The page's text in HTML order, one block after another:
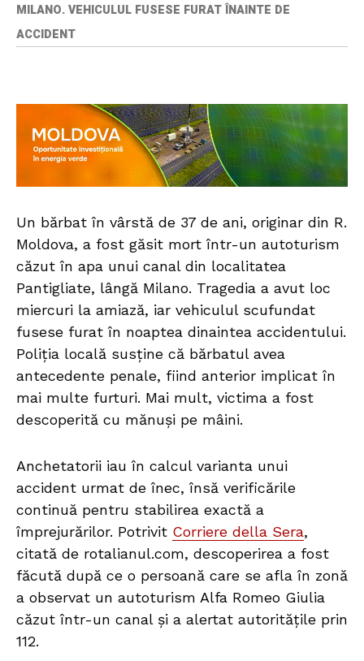
MILANO. VEHICULUL FUSESE FURAT ÎNAINTE DE
ACCIDENT
Un bărbat în vârstă de 37 de ani, originar din R.
Moldova, a fost găsit mort într-un autoturism
căzut în apa unui canal din localitatea
Pantigliate, lângă Milano. Tragedia a avut loc
miercuri la amiază, iar vehiculul scufundat
fusese furat în noaptea dinaintea accidentului.
Poliția locală susține că bărbatul avea
antecedente penale, fiind anterior implicat în
mai multe furturi. Mai mult, victima a fost
descoperită cu mănuși pe mâini.
Anchetatorii iau în calcul varianta unui
accident urmat de înec, însă verificările
continuă pentru stabilirea exactă a
împrejurărilor. Potrivit Corriere della Sera,
citată de rotalianul.com, descoperirea a fost
făcută după ce o persoană care se afla în zonă
a observat un autoturism Alfa Romeo Giulia
căzut într-un canal și a alertat autoritățile prin
112.